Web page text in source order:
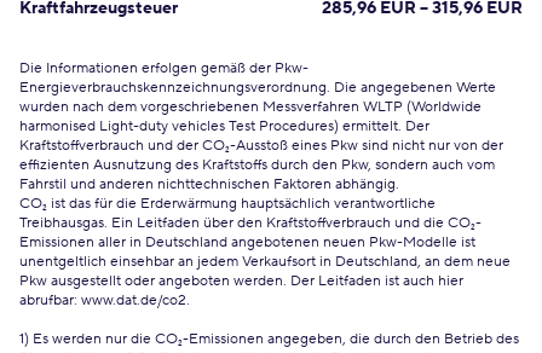
Kraftfahrzeugsteuer 285,96 EUR – 315,96 EUR
Die Informationen erfolgen gemäß der Pkw-
Energieverbrauchskennzeichnungsverordnung. Die angegebenen Werte
wurden nach dem vorgeschriebenen Messverfahren WLTP (Worldwide
harmonised Light-duty vehicles Test Procedures) ermittelt. Der
Kraftstoffverbrauch und der CO₂-Ausstoß eines Pkw sind nicht nur von der
effizienten Ausnutzung des Kraftstoffs durch den Pkw, sondern auch vom
Fahrstil und anderen nichttechnischen Faktoren abhängig.
CO₂ ist das für die Erderwärmung hauptsächlich verantwortliche
Treibhausgas. Ein Leitfaden über den Kraftstoffverbrauch und die CO₂-
Emissionen aller in Deutschland angebotenen neuen Pkw-Modelle ist
unentgeltlich einsehbar an jedem Verkaufsort in Deutschland, an dem neue
Pkw ausgestellt oder angeboten werden. Der Leitfaden ist auch hier
abrufbar: www.dat.de/co2.
1) Es werden nur die CO₂-Emissionen angegeben, die durch den Betrieb des